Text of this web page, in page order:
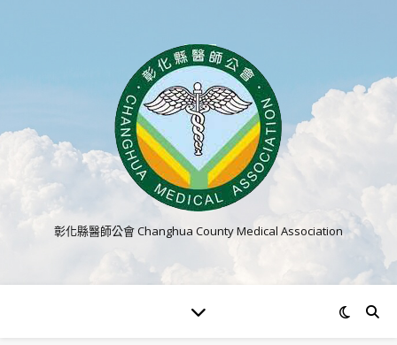
彰化縣醫師公會 Changhua County Medical Association